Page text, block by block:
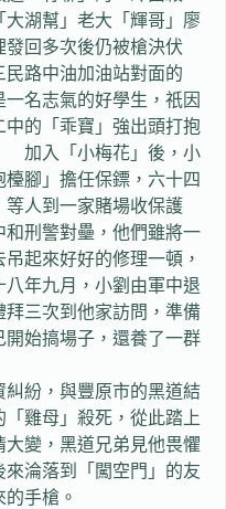
湖幫」老大「輝哥」廖
回多次後仍被槍決伏
中油加油站對面的
一名志氣的好學生，祇因
的「乖寶」強出頭打抱
加入「小梅花」後，小
腳」擔任保鏢，六十四
人到一家賭場收保護
刑警對壘，他們雖將一
起來好好的修理一頓，
年九月，小劉由軍中退
三次到他家訪問，準備
始搞場子，還養了一群
紛，與豐原市的黑道結
雞母」殺死，從此踏上
變，黑道兄弟見他畏懼
淪落到「闖空門」的友
手槍。